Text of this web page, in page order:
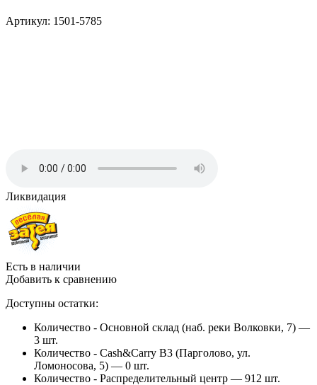
Артикул: 1501-5785
Ликвидация
Есть в наличии
Добавить к сравнению
Доступны остатки:
Количество - Основной склад (наб. реки Волковки, 7) —
3 шт.
Количество - Cash&Carry B3 (Парголово, ул.
Ломоносова, 5) — 0 шт.
Количество - Распределительный центр — 912 шт.